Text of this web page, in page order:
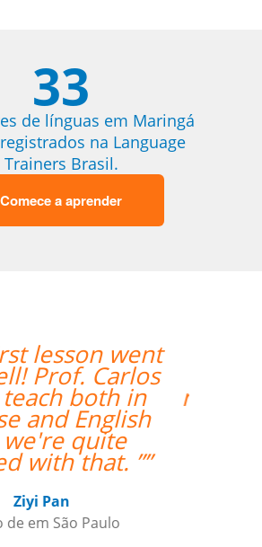
33
de línguas em Maringá
na Language
Trainers Brasil.
Comece a aprender
is going
Thanks so
your help!””
Nathan Miller
de em Manaus